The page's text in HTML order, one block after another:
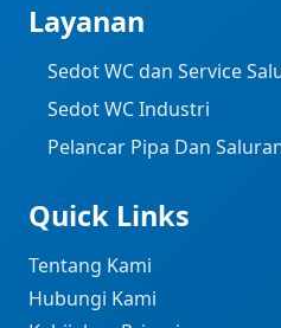
Layanan
Sedot WC dan Service
Sedot WC Industri ​
Pelancar Pipa Dan
Quick Links
Tentang Kami
Hubungi Kami